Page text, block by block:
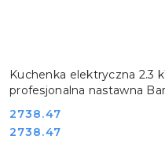
Kuchenka elektryczna 2.3
profesjonalna nastawna
Cena:
2738.47
Cena:
2738.47